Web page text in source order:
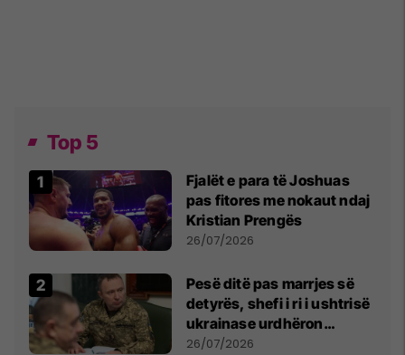
Top 5
Fjalët e para të Joshuas
pas fitores me nokaut ndaj
Kristian Prengës
26/07/2026
Pesë ditë pas marrjes së
detyrës, shefi i ri i ushtrisë
ukrainase urdhëron
kontroll të madh
26/07/2026